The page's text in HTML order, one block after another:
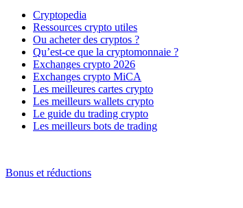
Cryptopedia
Ressources crypto utiles
Ou acheter des cryptos ?
Qu’est-ce que la cryptomonnaie ?
Exchanges crypto 2026
Exchanges crypto MiCA
Les meilleures cartes crypto
Les meilleurs wallets crypto
Le guide du trading crypto
Les meilleurs bots de trading
Bonus et réductions